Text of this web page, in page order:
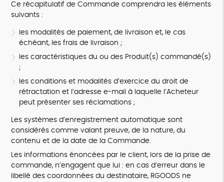
Ce récapitulatif de Commande comprendra les éléments
suivants :
les modalités de paiement, de livraison et, le cas
échéant, les frais de livraison ;
les caractéristiques du ou des Produit(s) commandé(s)
;
les conditions et modalités d’exercice du droit de
rétractation et l’adresse e-mail à laquelle l’Acheteur
peut présenter ses réclamations ;
Les systèmes d’enregistrement automatique sont
considérés comme valant preuve, de la nature, du
contenu et de la date de la Commande.
Les informations énoncées par le client, lors de la prise de
commande, n’engagent que lui : en cas d’erreur dans le
libellé des coordonnées du destinataire, RGOODS ne